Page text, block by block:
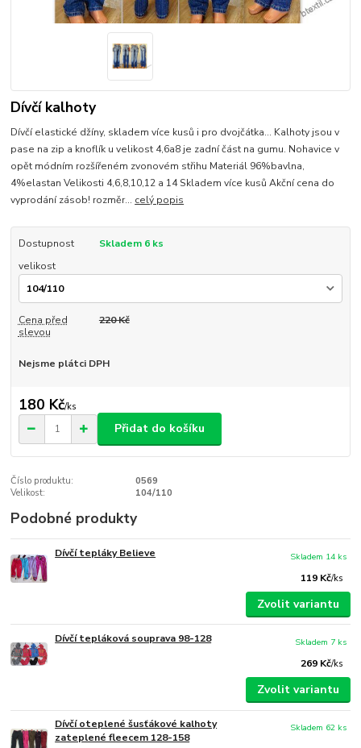
Dívčí kalhoty
Dívčí elastické džíny, skladem více kusů i pro dvojčátka... Kalhoty jsou v
pase na zip a knoflík u velikost 4,6a8 je zadní část na gumu. Nohavice v
opět módním rozšířeném zvonovém střihu Materiál 96%bavlna,
4%elastan Velikosti 4,6,8,10,12 a 14 Skladem více kusů Akční cena do
vyprodání zásob! rozměr... celý popis
Dostupnost
Skladem 6 ks
velikost
Cena před
slevou
220 Kč
Nejsme plátci DPH
180 Kč/ks
Přidat do košíku
Číslo produktu:
0569
Velikost:
104/110
Podobné produkty
Dívčí tepláky Believe
119 Kč/ks
Skladem 14 ks
Zvolit variantu
Dívčí tepláková souprava 98-128
269 Kč/ks
Skladem 7 ks
Zvolit variantu
Dívčí oteplené šusťákové kalhoty
zateplené fleecem 128-158
Skladem 62 ks